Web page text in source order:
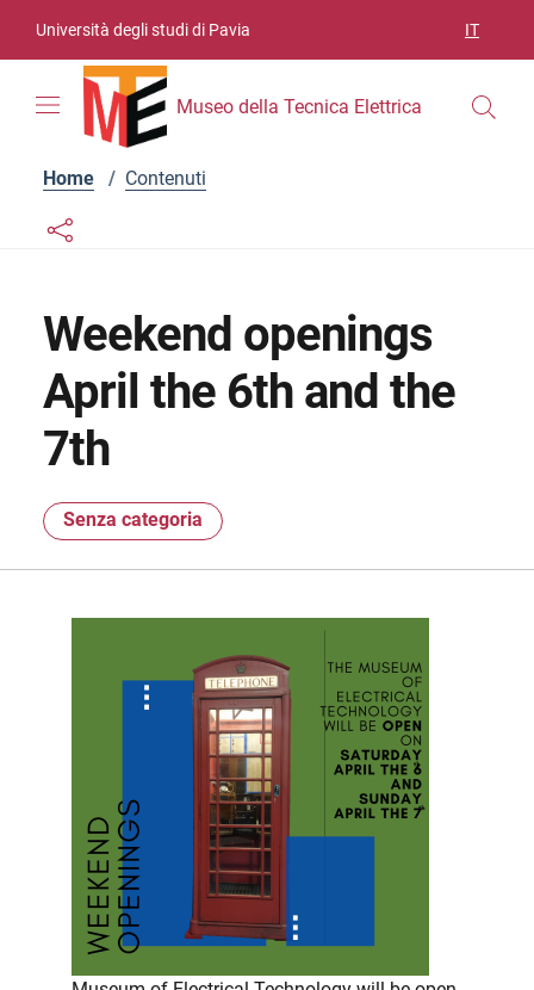
Università degli studi di Pavia IT
Museo della Tecnica Elettrica
Home / Contenuti
Links condivisione social
Bottone condivisione social
Weekend openings
April the 6th and the
7th
Senza categoria